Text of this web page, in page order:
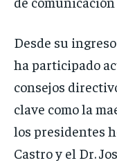
Desde su
ha participado
consejos
clave como la
los presidentes
Castro y el Dr.